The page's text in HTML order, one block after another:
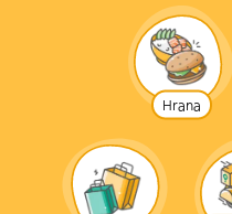
Hrana